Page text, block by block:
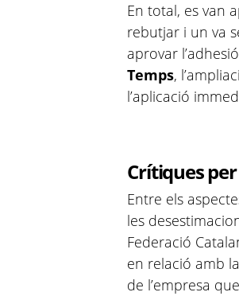
En total, es van
rebutjar i un va
aprovar
Temps,
l’aplicació
Crítiques
Entre els
les
Federació
en relació amb
de l’empresa